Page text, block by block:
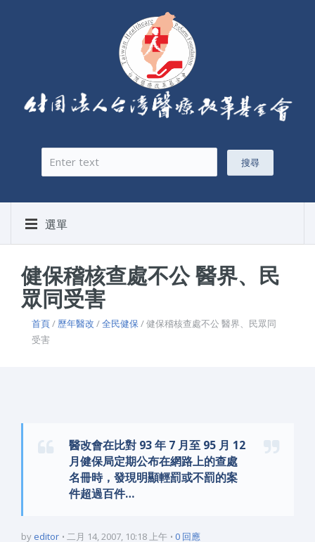
搜尋表單
搜尋
選單
健保稽核查處不公 醫界、民
眾同受害
首頁/ 歷年醫改 /全民健保/ 健保稽核查處不公 醫界、民眾同
受害
醫改會在比對 93 年 7 月至 95 月 12
月健保局定期公布在網路上的查處
名冊時，發現明顯輕罰或不罰的案
件超過百件…
by editor 二月 14, 2007, 10:18 上午 0 回應